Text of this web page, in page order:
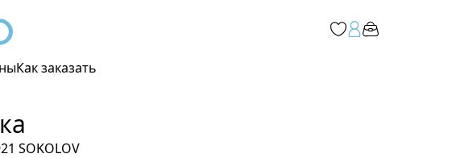
Как заказать
SOKOLOV